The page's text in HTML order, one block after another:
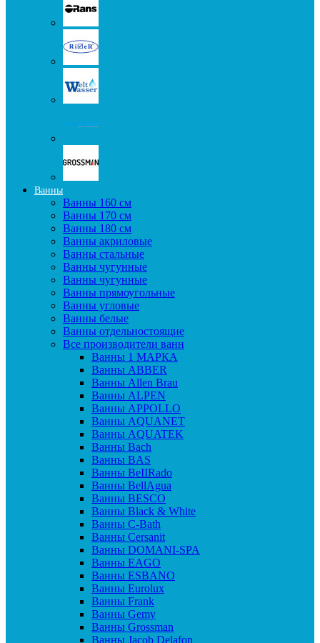
Ванны
Ванны 160 см
Ванны 170 см
Ванны 180 см
Ванны акриловые
Ванны стальные
Ванны чугунные
Ванны чугунные
Ванны прямоугольные
Ванны угловые
Ванны белые
Ванны отдельностоящие
Все производители ванн
Ванны 1 МАРКА
Ванны ABBER
Ванны Allen Brau
Ванны ALPEN
Ванны APPOLLO
Ванны AQUANET
Ванны AQUATEK
Ванны Bach
Ванны BAS
Ванны BeIIRado
Ванны BellAgua
Ванны BESCO
Ванны Black & White
Ванны C-Bath
Ванны Cersanit
Ванны DOMANI-SPA
Ванны EAGO
Ванны ESBANO
Ванны Eurolux
Ванны Frank
Ванны Gemy
Ванны Grossman
Ванны Jacob Delafon